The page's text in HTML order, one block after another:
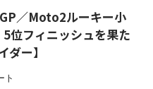
／Moto2ルーキー小
位フィニッシュを果た
ー】
ト